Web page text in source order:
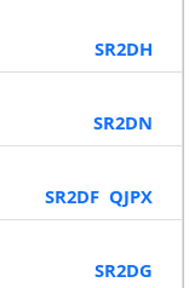
SR2DH
SR2DN
SR2DF QJPX
SR2DG